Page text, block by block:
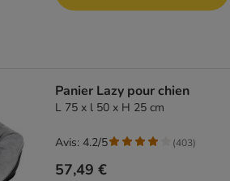
Panier Lazy pour chien
L 75 x l 50 x H 25 cm
57,49 €
Avis: 4.2/5 (403)